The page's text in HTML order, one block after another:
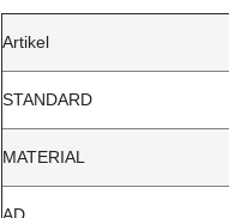
Artikel
STANDARD
MATERIAL